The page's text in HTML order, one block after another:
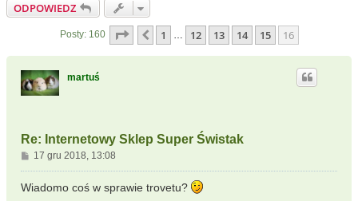
ODPOWIEDZ
Posty: 160 Strona 16z 16
Poprzednia
1 … 12 13 14 15 16
martuś
Re: Internetowy Sklep Super Świstak
P
o
s
17 gru 2018, 13:08
Wiadomo coś w sprawie trovetu?